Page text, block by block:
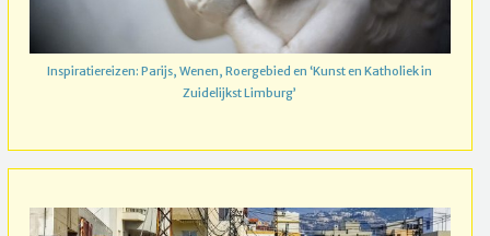
Inspiratiereizen: Parijs, Wenen, Roergebied en ‘Kunst en Katholiek in
Zuidelijkst Limburg’